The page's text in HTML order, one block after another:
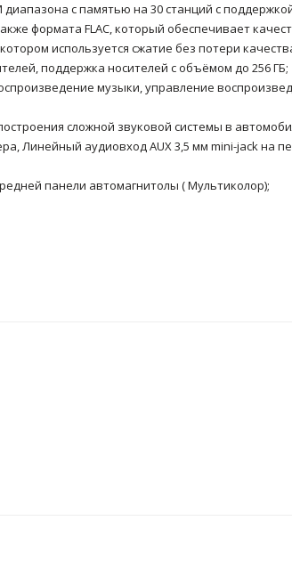
с памятью на 30 станций c
формата FLAC, который обеспечивает
используется сжатие без потери
поддержка носителей с объёмом до 256 ГБ;
музыки, управление
сложной звуковой системы в
Линейный аудиовход AUX 3,5 мм mini-jack
панели автомагнитолы ( Мультиколор);